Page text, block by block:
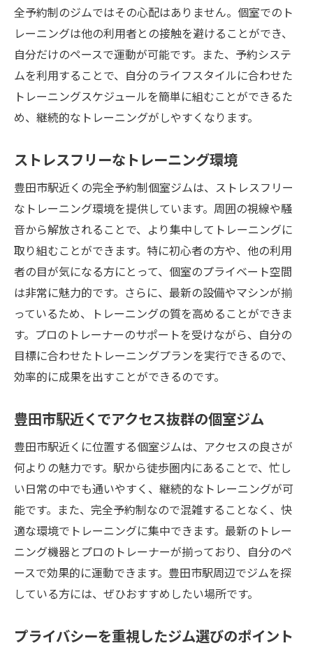
目標達成までの道のりをサポート
トレーナーとの信頼関係が成長を促す
モチベーションを維持する秘訣
トレーニングプランのカスタマイズ
成功事例から学ぶトレーニング戦略
分に集中
自分だけの時間を楽しむ方法
日常生活からのリフレッシュ
トレーニング中の集中力を高める環境
心身のリセットとリフレッシュ
豊田市駅近くで非日常の贅沢を体感
個室ジムのメリット豊田市駅近くの完全予約制
でプライバシーを確保
個室ジムでのプライバシー保護の重要性
予約制によるプライベート空間の確保
安全・安心のトレーニング環境
豊田市駅近くの立地だからこその利便性
仕事や通学の合間に豊田市駅の個室ジムでスム
ーズにトレーニング
効率的に時間を使うためのジム利用法
短時間でも効果的なトレーニングプログラ
ム
忙しいスケジュールにフィットするジム
全予約制のジムではその心配はありません。個室でのト
レーニングは他の利用者との接触を避けることができ、
自分だけのペースで運動が可能です。また、予約システ
ムを利用することで、自分のライフスタイルに合わせた
トレーニングスケジュールを簡単に組むことができるた
め、継続的なトレーニングがしやすくなります。
ストレスフリーなトレーニング環境
豊田市駅近くの完全予約制個室ジムは、ストレスフリー
なトレーニング環境を提供しています。周囲の視線や騒
音から解放されることで、より集中してトレーニングに
取り組むことができます。特に初心者の方や、他の利用
者の目が気になる方にとって、個室のプライベート空間
は非常に魅力的です。さらに、最新の設備やマシンが揃
っているため、トレーニングの質を高めることができま
す。プロのトレーナーのサポートを受けながら、自分の
目標に合わせたトレーニングプランを実行できるので、
効率的に成果を出すことができるのです。
豊田市駅近くでアクセス抜群の個室ジム
豊田市駅近くに位置する個室ジムは、アクセスの良さが
何よりの魅力です。駅から徒歩圏内にあることで、忙し
い日常の中でも通いやすく、継続的なトレーニングが可
能です。また、完全予約制なので混雑することなく、快
適な環境でトレーニングに集中できます。最新のトレー
ニング機器とプロのトレーナーが揃っており、自分のペ
ースで効果的に運動できます。豊田市駅周辺でジムを探
している方には、ぜひおすすめしたい場所です。
プライバシーを重視したジム選びのポイント